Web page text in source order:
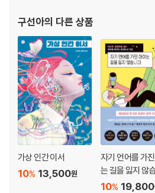
도시에서 나로 살기 위한, 책방 연희
프롤로그
동네 책방 사용 안내서
* 19개 책방이 표시된 커버 형 서울 지도
『퇴근 후, 책방 여행』
Chapter 01, 자리잡은 서점, 확고한 취향
구선아의 다른 상품
가상 인간 이서
13,500원
10%
자기 언어를 가
는 길을 잃지 않
19,800
10%